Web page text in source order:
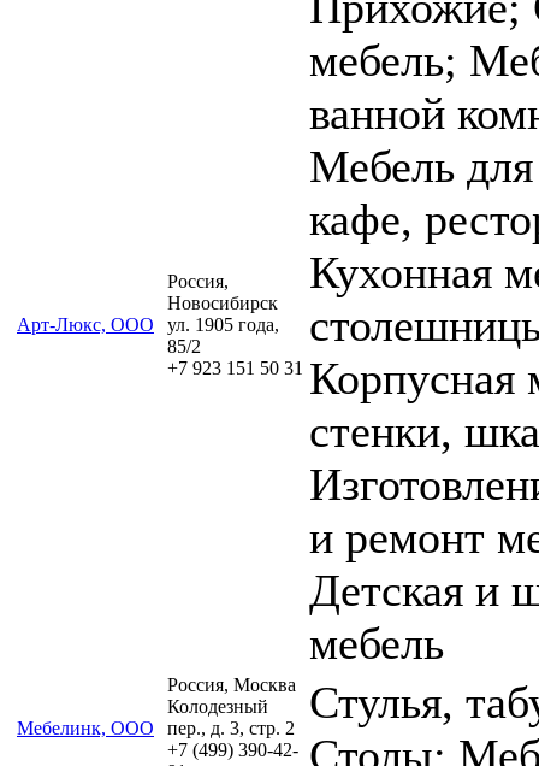
Арт-Люкс, ООО
Россия,
Новосибирск
ул. 1905 года,
85/2
+7 923 151 50 31
мебель;
ванной
Мебель
кафе,
Кухонная
Корпусная
стенки,
и ремонт
Детская и
мебель
Мебелинк, ООО
Россия, Москва
Колодезный
пер., д. 3, стр. 2
+7 (499) 390-42-
Стулья,
Столы;